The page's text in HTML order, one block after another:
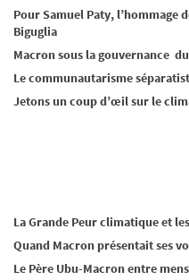
Pour Samuel Paty, l’hommage
Biguglia
Macron sous la gouvernance
Le communautarisme
Jetons un coup d’œil sur le
La Grande Peur climatique et
Quand Macron présentait ses
Le Père Ubu-Macron entre